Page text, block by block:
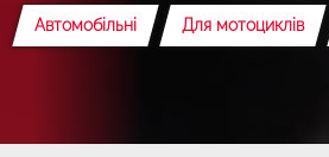
Автомобільні Для мотоциклів